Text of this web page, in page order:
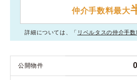
仲介手数料最大
詳細については、「 リベルタスの仲介手数
公開物件 0